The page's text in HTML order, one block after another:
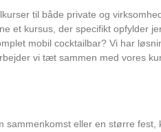
til både private og
et kursus, der specifikt opfylder
mobil cocktailbar? Vi har
vi tæt sammen med vores
sammenkomst eller en større fest,